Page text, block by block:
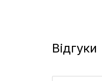
Відгуки